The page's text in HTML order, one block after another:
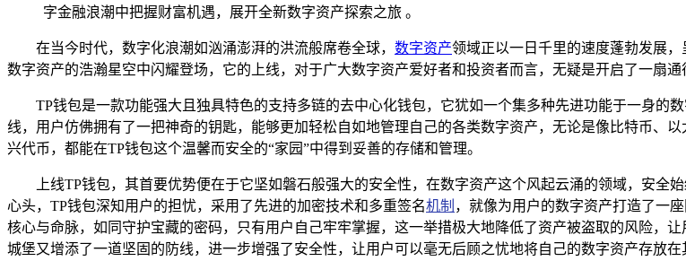
字金融浪潮中把握财富机遇，展开全新数字资产探索之旅 。
在当今时代，数字化浪潮如汹涌澎湃的洪流般席卷全球， 数字资产领域正以一日千里的速度蓬勃发展，
数字资产的浩瀚星空中闪耀登场，它的上线，对于广大数字资产爱好者和投资者而言，无疑是开启了一扇
TP钱包是一款功能强大且独具特色的支持多链的去中心化钱包，它犹如一个集多种先进功能于一身的
线，用户仿佛拥有了一把神奇的钥匙，能够更加轻松自如地管理自己的各类数字资产，无论是像比特币、
兴代币，都能在TP钱包这个温馨而安全的“家园”中得到妥善的存储和管理。
上线TP钱包，其首要优势便在于它坚如磐石般强大的安全性，在数字资产这个风起云涌的领域，安
心头，TP钱包深知用户的担忧，采用了先进的加密技术和多重签名机制 ，就像为用户的数字资产打造了一
核心与命脉，如同守护宝藏的密码，只有用户自己牢牢掌握，这一举措极大地降低了资产被盗取的风险，
城堡又增添了一道坚固的防线，进一步增强了安全性，让用户可以毫无后顾之忧地将自己的数字资产存放